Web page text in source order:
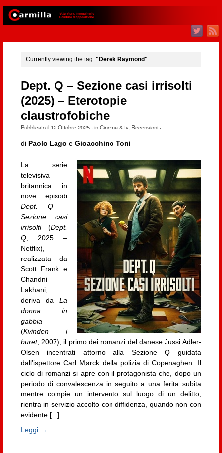
Currently viewing the tag: "Derek Raymond"
Dept. Q – Sezione casi irrisolti
(2025) – Eterotopie
claustrofobiche
Pubblicato il 12 Ottobre 2025· inCinema & tv, Recensioni·
diPaolo Lago e Gioacchino Toni
La serie
televisiva
britannica in
nove episodi
Dept. Q –
Sezione casi
irrisolti(Dept.
Q, 2025 –
Netflix),
realizzata da
Scott Frank e
Chandni
Lakhani,
deriva daLa
donna in
gabbia
(Kvinden i
buret, 2007), il primo dei romanzi del danese Jussi Adler-
Olsen incentrati attorno alla Sezione Q guidata
dall’ispettore Carl Mørck della polizia di Copenaghen. Il
ciclo di romanzi si apre con il protagonista che, dopo un
periodo di convalescenza in seguito a una ferita subita
mentre compie un intervento sul luogo di un delitto,
rientra in servizio accolto con diffidenza, quando non con
evidente [...]
Leggi →